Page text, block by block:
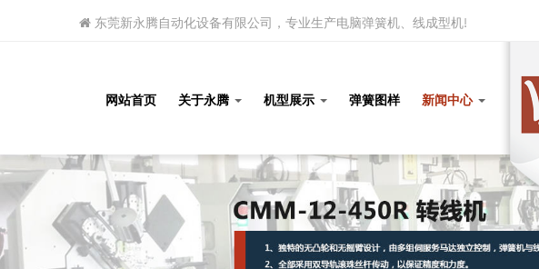
东莞新永腾自动化设备有限公司，专业生产电脑弹簧机、线成型机!
网站首页 关于永腾 机型展示 弹簧图样 新闻中心